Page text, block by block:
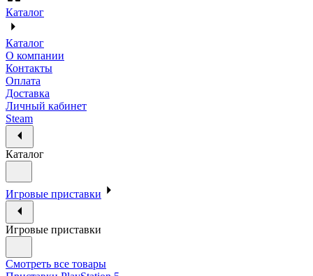
Каталог
Каталог
О компании
Контакты
Оплата
Доставка
Личный кабинет
Steam
Каталог
Игровые приставки
Игровые приставки
Смотреть все товары